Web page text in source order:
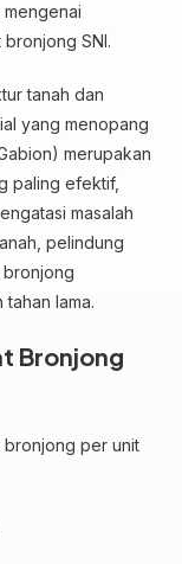
SNI.
tanah dan
yang menopang
merupakan
paling efektif,
masalah
pelindung
lama.
Bronjong
bronjong per unit